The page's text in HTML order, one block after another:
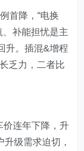
首降，“电换
、补能担忧是主
升。插混&增程
乏力，二者比
价连年下降，升
级需求迫切，